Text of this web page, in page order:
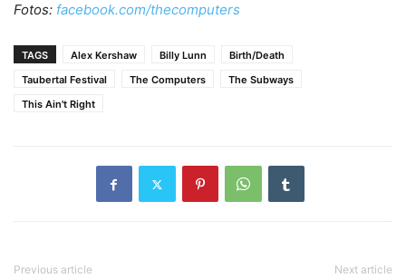
Fotos: facebook.com/thecomputers
TAGS Alex Kershaw Billy Lunn
Birth/Death
Taubertal Festival
The Computers
The Subways
This Ain't Right
Previous article Next article